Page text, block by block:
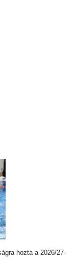
hozta a 2026/27-